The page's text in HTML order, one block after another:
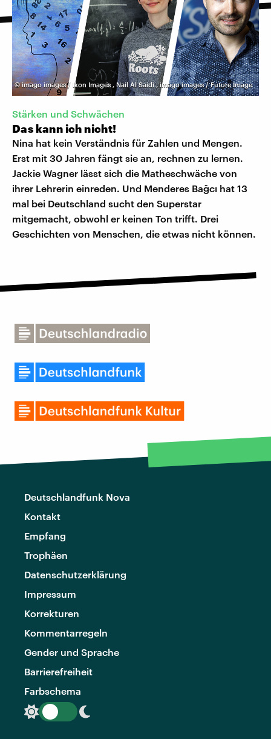
©imago images / Ikon Images ,Nail Al Saidi,imago images / Future Image
Stärken und Schwächen
Das kann ich nicht!
Nina hat kein Verständnis für Zahlen und Mengen.
Erst mit 30 Jahren fängt sie an, rechnen zu lernen.
Jackie Wagner lässt sich die Matheschwäche von
ihrer Lehrerin einreden. Und Menderes Bağcı hat 13
mal bei Deutschland sucht den Superstar
mitgemacht, obwohl er keinen Ton trifft. Drei
Geschichten von Menschen, die etwas nicht können.
Deutschlandfunk Nova
Kontakt
Empfang
Trophäen
Datenschutzerklärung
Impressum
Korrekturen
Kommentarregeln
Gender und Sprache
Barrierefreiheit
Farbschema